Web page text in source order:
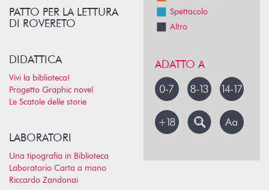
PATTO PER LA LETTURA
DI ROVERETO
DIDATTICA
Vivi la biblioteca!
Progetto Graphic novel
Le Scatole delle storie
LABORATORI
Una tipografia in Biblioteca
Laboratorio Carta a mano
Riccardo Zandonai
Spettacolo
Altro
ADATTO A